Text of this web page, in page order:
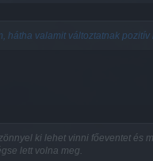
hátha valamit változtatnak
ki lehet vinni főeventet és
lett volna meg.